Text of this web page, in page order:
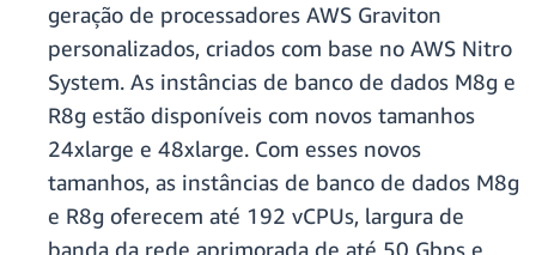
geração de processadores AWS Graviton
personalizados, criados com base no AWS Nitro
System. As instâncias de banco de dados M8g e
R8g estão disponíveis com novos tamanhos
24xlarge e 48xlarge. Com esses novos
tamanhos, as instâncias de banco de dados M8g
e R8g oferecem até 192 vCPUs, largura de
banda da rede aprimorada de até 50 Gbps e